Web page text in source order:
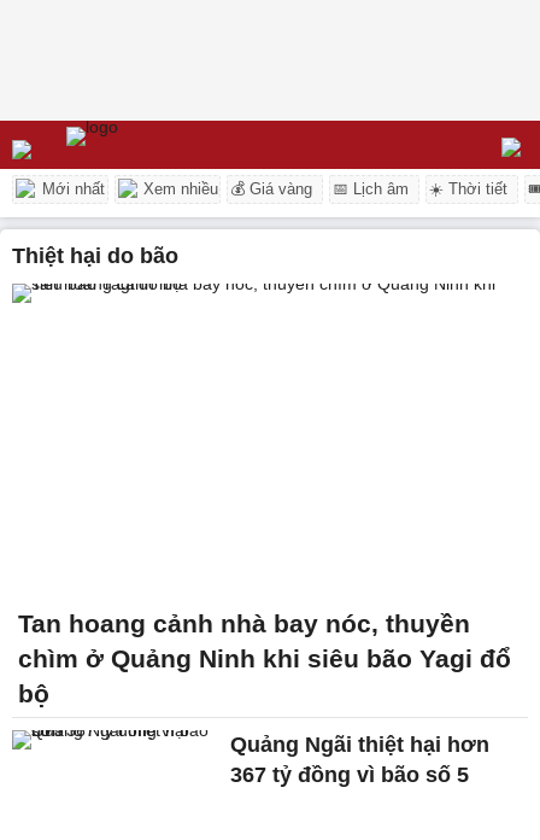
Mới nhất Xem nhiều 💰 Giá vàng 📅 Lịch âm ☀️ Thời tiết
Thiệt hại do bão
Tan hoang cảnh nhà bay nóc, thuyền
chìm ở Quảng Ninh khi siêu bão Yagi đổ
bộ
Quảng Ngãi thiệt hại hơn
367 tỷ đồng vì bão số 5